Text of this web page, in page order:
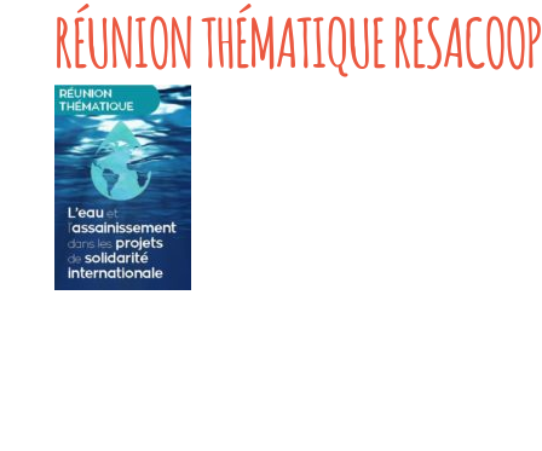
RÉUNION THÉMATIQUE RESACOOP